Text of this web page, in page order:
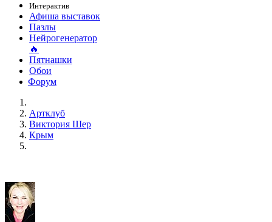
Интерактив
Афиша выставок
Пазлы
Нейрогенератор
🔥
Пятнашки
Обои
Форум
Артклуб
Виктория Шер
Крым